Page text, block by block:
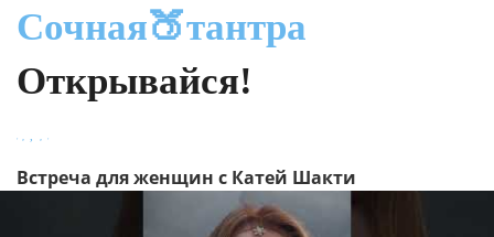
Сочная🍑тантра
Открывайся!
Встреча для женщин с Катей Шакти